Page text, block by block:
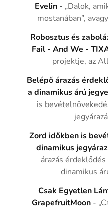
Evelin - „Dalok,
mostanában”,
Robosztus és
Fail - And We -
projektje, az
Belépő árazás
a dinamikus árú
is
Zord időkben is
dinamikus
árazás
dinamikus
Csak Egyetlen
GrapefruitMoon -